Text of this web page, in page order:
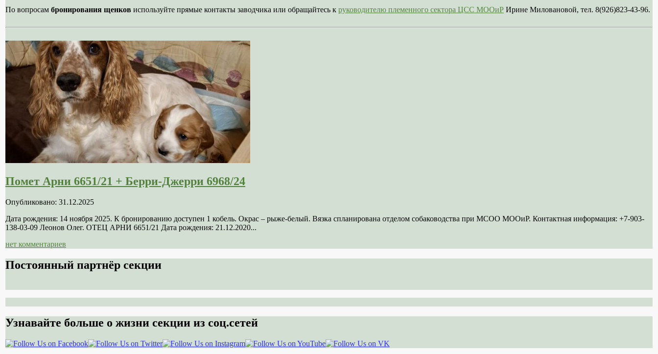
По вопросам бронирования щенков используйте прямые контакты заводчика или обращайтесь к руководителю племенного сектора ЦСС МООиР Ирине Миловановой, тел. 8(926)823-43-96.
Помет Арни 6651/21 + Берри-Джерри 6968/24
Опубликовано: 31.12.2025
Дата рождения: 14 ноября 2025. К бронированию доступен 1 кобель. Окрас – рыже-белый. Вязка спланирована отделом собаководства при МСОО МООиР. Контактная информация: +7-903-
138-03-09 Леонов Олег. ОТЕЦ АРНИ 6651/21 Дата рождения: 21.12.2020...
нет комментариев
Постоянный партнёр секции
Узнавайте больше о жизни секции из соц.сетей